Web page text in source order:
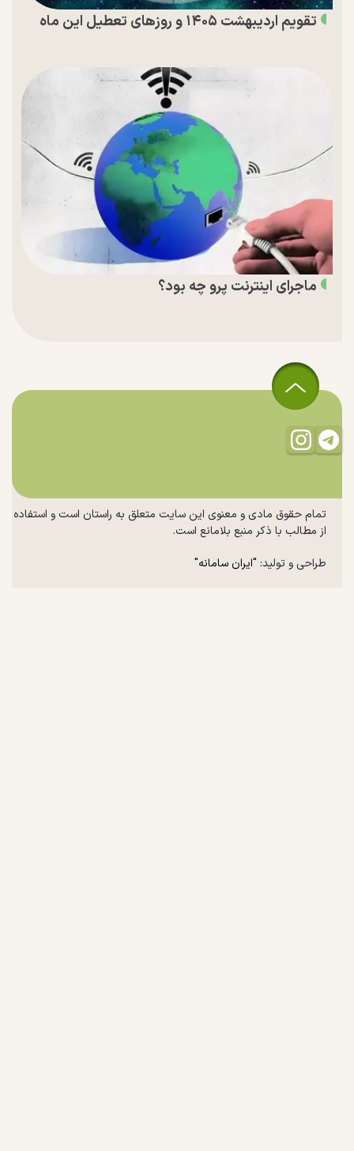
تقویم اردیبهشت ۱۴۰۵ و روز‌های تعطیل این ماه
ماجرای اینترنت پرو چه بود؟
تمام حقوق مادی و معنوی این سایت متعلق به راستان است و استفاده
از مطالب با ذکر منبع بلامانع است.
طراحی و تولید: "ایران سامانه"